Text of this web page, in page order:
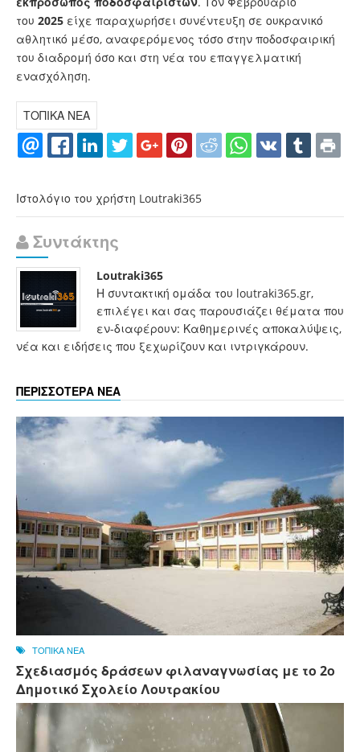
του 2025 είχε παραχωρήσει συνέντευξη σε ουκρανικό
αθλητικό μέσο, αναφερόμενος τόσο στην ποδοσφαιρική
του διαδρομή όσο και στη νέα του επαγγελματική
ενασχόληση.
ΤΟΠΙΚΑ ΝΕΑ
Ιστολόγιο του χρήστη Loutraki365
Συντάκτης
Loutraki365
Η συντακτική ομάδα του loutraki365.gr,
επιλέγει και σας παρουσιάζει θέματα που
εν-διαφέρουν: Καθημερινές αποκαλύψεις,
νέα και ειδήσεις που ξεχωρίζουν και ιντριγκάρουν.
ΠΕΡΙΣΣΟΤΕΡΑ ΝΕΑ
ΤΟΠΙΚΑ ΝΕΑ
Σχεδιασμός δράσεων φιλαναγνωσίας με το 2ο
Δημοτικό Σχολείο Λουτρακίου